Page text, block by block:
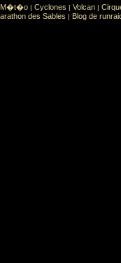
extr�mes
M�t�o | Cyclones | Volcan |
des Sables | Blog de